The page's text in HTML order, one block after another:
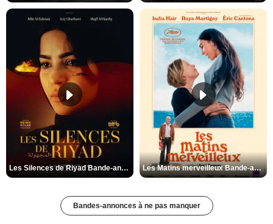
Les Silences de Riyad Bande-annonce VO STFR Les Matins merveilleux Bande-annonce VF
Bandes-annonces à ne pas manquer